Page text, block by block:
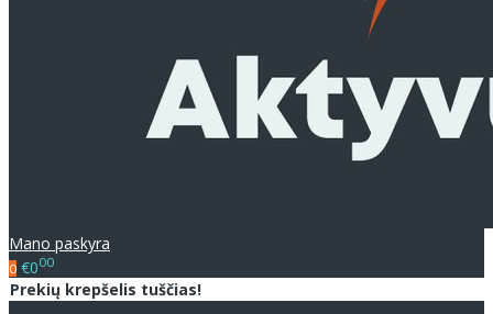
Mano paskyra
0 €000
Prekių krepšelis tuščias!